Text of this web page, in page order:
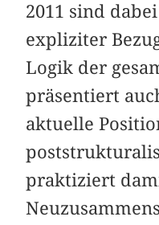
2011 sind
expliziter
Logik der
präsentiert
aktuelle
praktiziert